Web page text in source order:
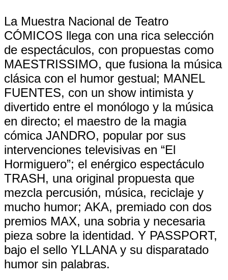
La Muestra Nacional de Teatro
CÓMICOS llega con una rica selección
de espectáculos, con propuestas como
MAESTRISSIMO, que fusiona la música
clásica con el humor gestual; MANEL
FUENTES, con un show intimista y
divertido entre el monólogo y la música
en directo; el maestro de la magia
cómica JANDRO, popular por sus
intervenciones televisivas en “El
Hormiguero”; el enérgico espectáculo
TRASH, una original propuesta que
mezcla percusión, música, reciclaje y
mucho humor; AKA, premiado con dos
premios MAX, una sobria y necesaria
pieza sobre la identidad. Y PASSPORT,
bajo el sello YLLANA y su disparatado
humor sin palabras.